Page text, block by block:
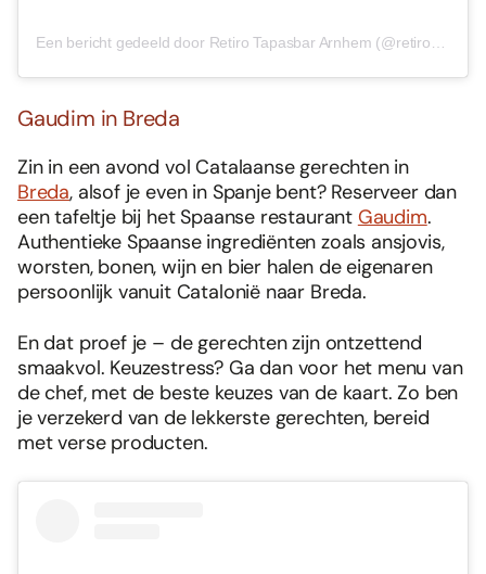
Een bericht gedeeld door Retiro Tapasbar Arnhem (@retiro_tapasbar)
Gaudim in Breda
Zin in een avond vol Catalaanse gerechten in
Breda, alsof je even in Spanje bent? Reserveer dan
een tafeltje bij het Spaanse restaurant Gaudim.
Authentieke Spaanse ingrediënten zoals ansjovis,
worsten, bonen, wijn en bier halen de eigenaren
persoonlijk vanuit Catalonië naar Breda.
En dat proef je – de gerechten zijn ontzettend
smaakvol. Keuzestress? Ga dan voor het menu van
de chef, met de beste keuzes van de kaart. Zo ben
je verzekerd van de lekkerste gerechten, bereid
met verse producten.